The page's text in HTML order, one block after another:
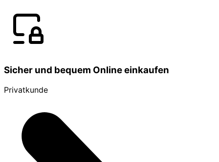
Sicher und bequem Online einkaufen
Privatkunde